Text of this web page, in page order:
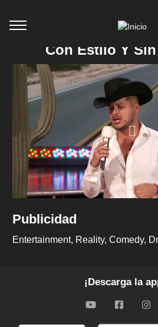
Con Estilo Y
Publicidad
Entertainment Reality Comedy
¡Descarga la